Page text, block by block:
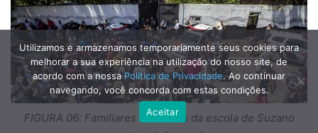
FIGURA 06: Familiares de alunos da escola de Suzano
Utilizamos e armazenamos temporariamente seus cookies para
melhorar a sua experiência na utilização do nosso site, de
acordo com a nossaPolítica de Privacidade. Ao continuar
navegando, você concorda com estas condições.
Aceitar